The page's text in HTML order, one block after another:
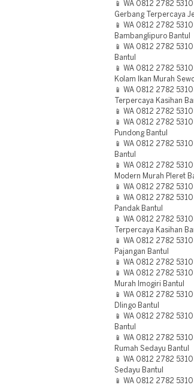
📱 WA 0812 2782
Gerbang Terpercaya
📱 WA 0812 2782
Bambanglipuro Bantul
📱 WA 0812 2782
Bantul
📱 WA 0812 2782
Kolam Ikan Murah
📱 WA 0812 2782
Terpercaya Kasihan
📱 WA 0812 2782
📱 WA 0812 2782
Pundong Bantul
📱 WA 0812 2782
Bantul
📱 WA 0812 2782
Modern Murah Pleret
📱 WA 0812 2782
📱 WA 0812 2782
Pandak Bantul
📱 WA 0812 2782
Terpercaya Kasihan
📱 WA 0812 2782
Pajangan Bantul
📱 WA 0812 2782
📱 WA 0812 2782
Murah Imogiri Bantul
📱 WA 0812 2782
Dlingo Bantul
📱 WA 0812 2782
Bantul
📱 WA 0812 2782
Rumah Sedayu Bantul
📱 WA 0812 2782
Sedayu Bantul
📱 WA 0812 2782